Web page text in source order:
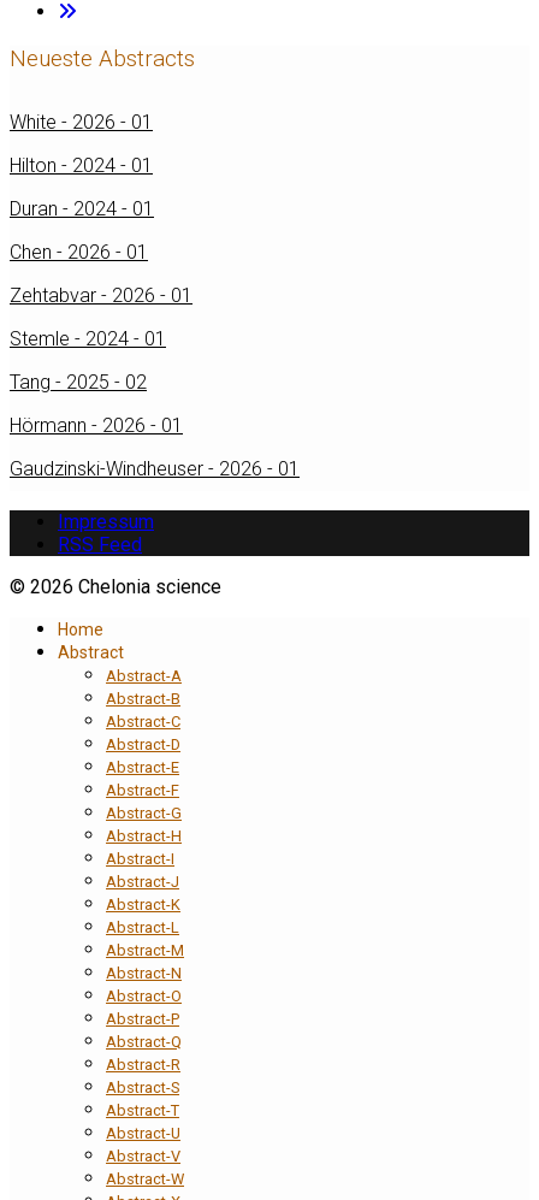
Neueste Abstracts
White - 2026 - 01
Hilton - 2024 - 01
Duran - 2024 - 01
Chen - 2026 - 01
Zehtabvar - 2026 - 01
Stemle - 2024 - 01
Tang - 2025 - 02
Hörmann - 2026 - 01
Gaudzinski-Windheuser - 2026 - 01
Impressum
RSS Feed
© 2026 Chelonia science
Home
Abstract
Abstract-A
Abstract-B
Abstract-C
Abstract-D
Abstract-E
Abstract-F
Abstract-G
Abstract-H
Abstract-I
Abstract-J
Abstract-K
Abstract-L
Abstract-M
Abstract-N
Abstract-O
Abstract-P
Abstract-Q
Abstract-R
Abstract-S
Abstract-T
Abstract-U
Abstract-V
Abstract-W